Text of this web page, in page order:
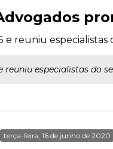
e reuniu especialistas
reuniu especialistas do
terça-feira, 16 de junho de 2020